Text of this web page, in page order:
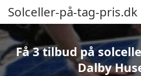
Solceller-på-tag-pris.dk
Få 3 tilbud på
Dalby